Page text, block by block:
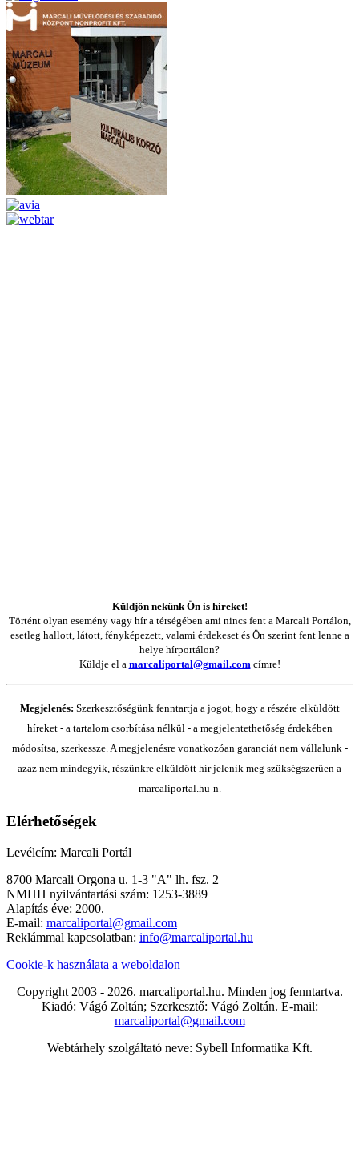
Küldjön nekünk Ön is híreket!
Történt olyan esemény vagy hír a térségében ami nincs fent a Marcali Portálon,
esetleg hallott, látott, fényképezett, valami érdekeset és Ön szerint fent lenne a
helye hírportálon?
Küldje el a marcaliportal@gmail.com címre!
Megjelenés: Szerkesztőségünk fenntartja a jogot, hogy a részére elküldött
híreket - a tartalom csorbítása nélkül - a megjelentethetőség érdekében
módosítsa, szerkessze. A megjelenésre vonatkozóan garanciát nem vállalunk -
azaz nem mindegyik, részünkre elküldött hír jelenik meg szükségszerűen a
marcaliportal.hu-n.
Elérhetőségek
Levélcím: Marcali Portál
8700 Marcali Orgona u. 1-3 "A" lh. fsz. 2
NMHH nyilvántartási szám: 1253-3889
Alapítás éve: 2000.
E-mail: marcaliportal@gmail.com
Reklámmal kapcsolatban: info@marcaliportal.hu
Cookie-k használata a weboldalon
Copyright 2003 - 2026. marcaliportal.hu. Minden jog fenntartva.
Kiadó: Vágó Zoltán; Szerkesztő: Vágó Zoltán. E-mail:
marcaliportal@gmail.com
Webtárhely szolgáltató neve: Sybell Informatika Kft.